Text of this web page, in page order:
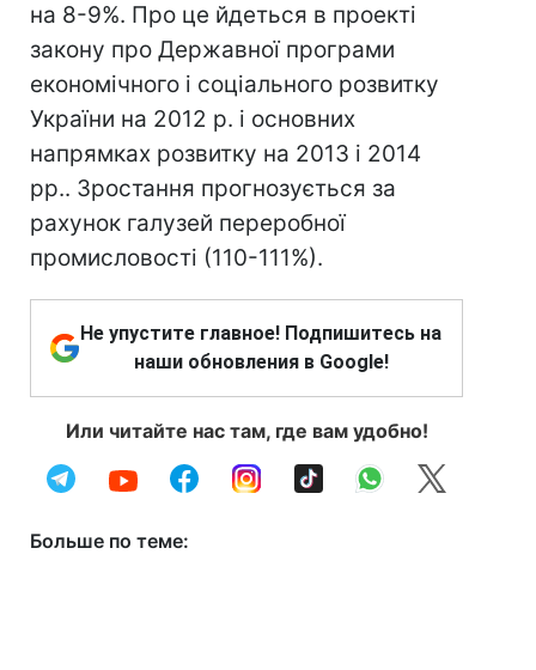
на 8-9%. Про це йдеться в проекті
закону про Державної програми
економічного і соціального розвитку
України на 2012 р. і основних
напрямках розвитку на 2013 і 2014
рр.. Зростання прогнозується за
рахунок галузей переробної
промисловості (110-111%).
Не упустите главное! Подпишитесь на
наши обновления в Google!
Или читайте нас там, где вам удобно!
Больше по теме: